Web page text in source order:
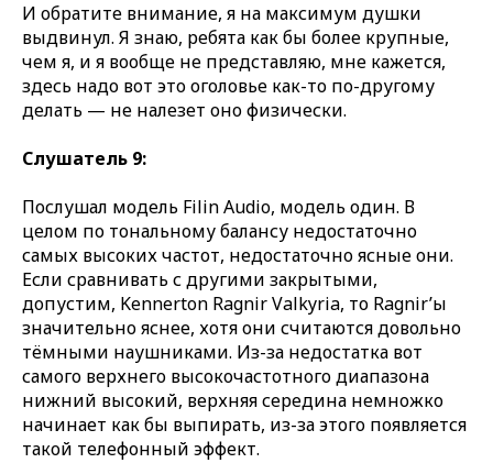
И обратите внимание, я на максимум душки
выдвинул. Я знаю, ребята как бы более крупные,
чем я, и я вообще не представляю, мне кажется,
здесь надо вот это оголовье как-то по-другому
делать — не налезет оно физически.
Слушатель 9:
Послушал модель Filin Audio, модель один. В
целом по тональному балансу недостаточно
самых высоких частот, недостаточно ясные они.
Если сравнивать с другими закрытыми,
допустим, Kennerton Ragnir Valkyria, то Ragnir’ы
значительно яснее, хотя они считаются довольно
тёмными наушниками. Из-за недостатка вот
самого верхнего высокочастотного диапазона
нижний высокий, верхняя середина немножко
начинает как бы выпирать, из-за этого появляется
такой телефонный эффект.